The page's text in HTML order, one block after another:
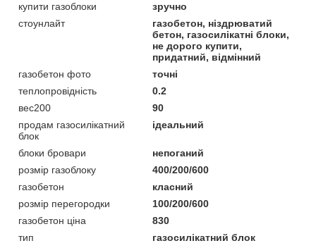
купити газоблоки
зручно
стоунлайт
газобетон, ніздрюватий
бетон, газосилікатні блоки,
не дорого купити,
придатний, відмінний
газобетон фото
точні
теплопровідність
0.2
вес200
90
продам газосилікатний
блок
ідеальний
блоки бровари
непоганий
розмір газоблоку
400/200/600
газобетон
класний
розмір перегородки
100/200/600
газобетон ціна
830
тип
газосилікатний блок